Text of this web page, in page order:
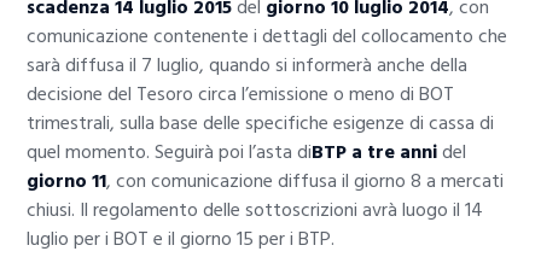
scadenza 14 luglio 2015del giorno 10 luglio 2014, con
comunicazione contenente i dettagli del collocamento che
sarà diffusa il 7 luglio, quando si informerà anche della
decisione del Tesoro circa l’emissione o meno di BOT
trimestrali, sulla base delle specifiche esigenze di cassa di
quel momento. Seguirà poi l’asta diBTP a tre annidel
giorno 11, con comunicazione diffusa il giorno 8 a mercati
chiusi. Il regolamento delle sottoscrizioni avrà luogo il 14
luglio per i BOT e il giorno 15 per i BTP.